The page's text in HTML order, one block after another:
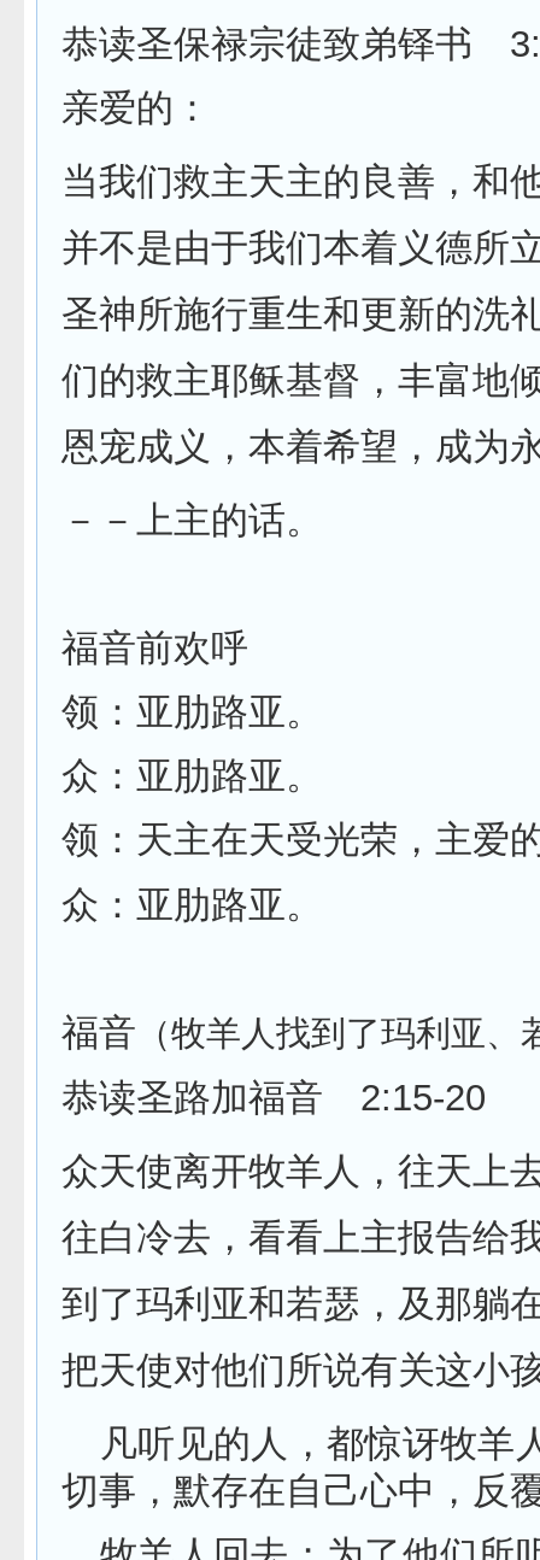
恭读圣保禄宗徒致弟铎书
亲爱的：
当我们救主天主的良善，和
并不是由于我们本着义德所
圣神所施行重生和更新的洗
们的救主耶稣基督，丰富地
恩宠成义，本着希望，成为
－－上主的话。
福音前欢呼
领：亚肋路亚。
众：亚肋路亚。
领：天主在天受光荣，主爱
众：亚肋路亚。
福音 （牧羊人找到了玛利亚
恭读圣路加福音 2:15-20
众天使离开牧羊人，往天上
往白冷去，看看上主报告给
到了玛利亚和若瑟，及那躺
把天使对他们所说有关这小
凡听见的人，都惊讶牧羊
切事，默存在自己心中，反